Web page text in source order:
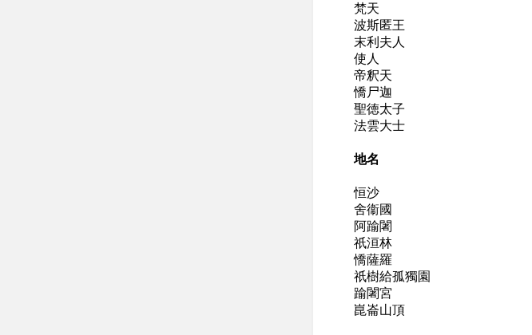
梵天
波斯匿王
末利夫人
使人
帝釈天
憍尸迦
聖徳太子
法雲大士
地名
恒沙
舍衞國
阿踰闍
祇洹林
憍薩羅
祇樹給孤獨園
踰闍宮
崑崙山頂